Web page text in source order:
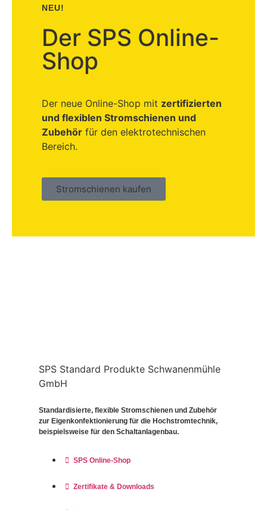
NEU!
Der SPS Online-
Shop
Der neue Online-Shop mit zertifizierten
und flexiblen Stromschienen und
Zubehör für den elektrotechnischen
Bereich.
Stromschienen kaufen
SPS Standard Produkte Schwanenmühle
GmbH
Standardisierte, flexible Stromschienen und Zubehör
zur Eigenkonfektionierung für die Hochstromtechnik,
beispielsweise für den Schaltanlagenbau.
SPS Online-Shop
Zertifikate & Downloads